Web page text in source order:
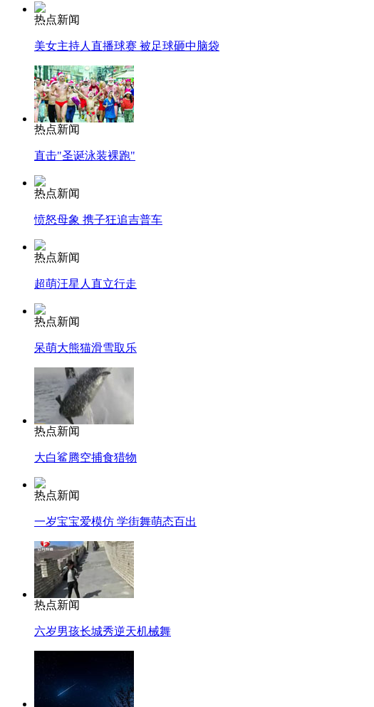
热点新闻
美女主持人直播球赛 被足球砸中脑袋
热点新闻
直击"圣诞泳装裸跑"
热点新闻
愤怒母象 携子狂追吉普车
热点新闻
超萌汪星人直立行走
热点新闻
呆萌大熊猫滑雪取乐
热点新闻
大白鲨腾空捕食猎物
热点新闻
一岁宝宝爱模仿 学街舞萌态百出
热点新闻
六岁男孩长城秀逆天机械舞